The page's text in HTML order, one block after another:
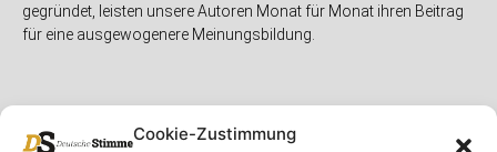
Cookie-Zustimmung
gegründet, leisten unsere Autoren Monat für Monat ihren Beitrag
für eine ausgewogenere Meinungsbildung.